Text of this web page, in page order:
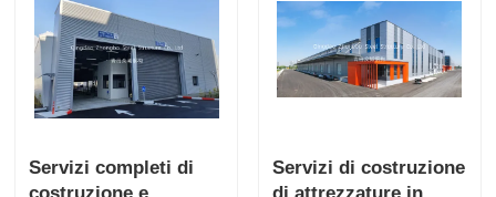
Servizi completi di
Servizi di costruzione